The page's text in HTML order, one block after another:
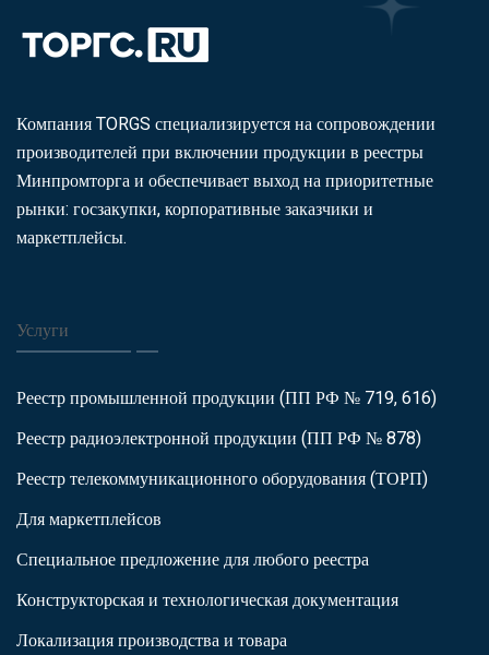
Компания TORGS специализируется на сопровождении
производителей при включении продукции в реестры
Минпромторга и обеспечивает выход на приоритетные
рынки: госзакупки, корпоративные заказчики и
маркетплейсы.
Услуги
Реестр промышленной продукции (ПП РФ № 719, 616)
Реестр радиоэлектронной продукции (ПП РФ № 878)
Реестр телекоммуникационного оборудования (ТОРП)
Для маркетплейсов
Специальное предложение для любого реестра
Конструкторская и технологическая документация
Локализация производства и товара